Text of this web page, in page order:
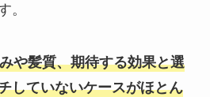
。
や髪質、期待する効果と選
していないケースがほとん